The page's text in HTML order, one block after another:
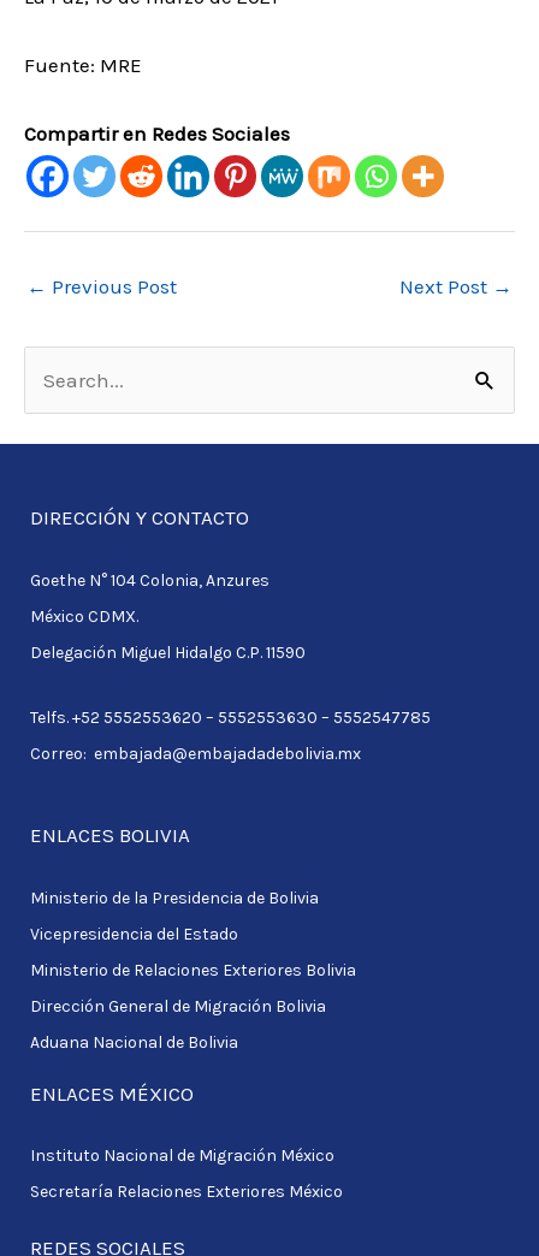
Fuente: MRE
Compartir en Redes Sociales
← Previous Post Next Post →
h
DIRECCIÓN Y CONTACTO
Goethe N° 104 Colonia, Anzures
México CDMX.
Delegación Miguel Hidalgo C.P. 11590
Telfs. +52 5552553620 – 5552553630 – 5552547785
Correo: embajada@embajadadebolivia.mx
ENLACES BOLIVIA
Ministerio de la Presidencia de Bolivia
Vicepresidencia del Estado
Ministerio de Relaciones Exteriores Bolivia
Dirección General de Migración Bolivia
Aduana Nacional de Bolivia
ENLACES MÉXICO
Instituto Nacional de Migración México
Secretaría Relaciones Exteriores México
REDES SOCIALES